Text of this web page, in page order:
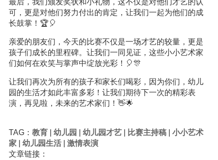
最后，我们颁发奖状和小礼物，这不仅是对他们才艺的认
可，更是对他们努力付出的肯定，让我们一起为他们的成
长鼓掌！🏆🎈
亲爱的朋友们，今天的比赛不仅是一场才艺的较量，更是
孩子们成长的里程碑。让我们一同见证，这些小小艺术家
们如何在欢笑与掌声中绽放光彩！🎈🎊
让我们再次为所有的孩子和家长们喝彩，因为你们，幼儿
园的生活才如此丰富多彩！让我们期待下一次的精彩表
演，再见啦，未来的艺术家们！👋🌟
TAG： 教育| 幼儿园 幼儿园才艺| 比赛主持稿| 小小艺术
家| 幼儿园生活| 激情表演
文章链接：